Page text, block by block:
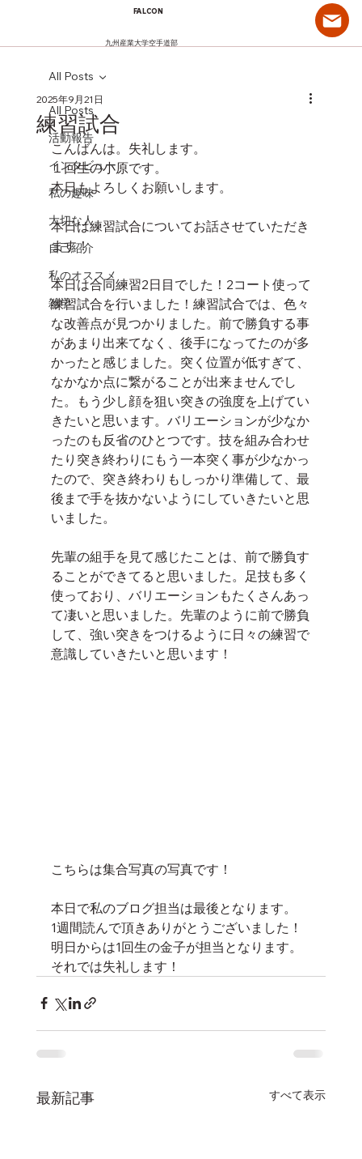
FALCON
九州産業大学空手道部
All Posts
活動報告
インタビュー
私の趣味
大切な人
自己紹介
私のオススメ
雑学
All Posts
練習試合
2025年9月21日
こんばんは。失礼します。
１回生の小原です。
本日もよろしくお願いします。
本日は練習試合についてお話させていただき
ます！
本日は合同練習2日目でした！2コート使って
練習試合を行いました！練習試合では、色々
な改善点が見つかりました。前で勝負する事
があまり出来てなく、後手になってたのが多
かったと感じました。突く位置が低すぎて、
なかなか点に繋がることが出来ませんでし
た。もう少し顔を狙い突きの強度を上げてい
きたいと思います。バリエーションが少なか
ったのも反省のひとつです。技を組み合わせ
たり突き終わりにもう一本突く事が少なかっ
たので、突き終わりもしっかり準備して、最
後まで手を抜かないようにしていきたいと思
いました。
先輩の組手を見て感じたことは、前で勝負す
ることができてると思いました。足技も多く
使っており、バリエーションもたくさんあっ
て凄いと思いました。先輩のように前で勝負
して、強い突きをつけるように日々の練習で
意識していきたいと思います！
こちらは集合写真の写真です！
本日で私のブログ担当は最後となります。
1週間読んで頂きありがとうございました！
明日からは1回生の金子が担当となります。
それでは失礼します！
最新記事 すべて表示